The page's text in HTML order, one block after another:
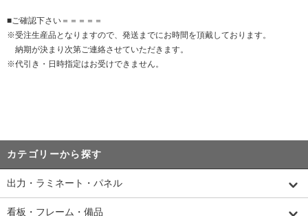
■ご確認下さい＝＝＝＝＝
※受注生産品となりますので、発送までにお時間を頂戴しております。
納期が決まり次第ご連絡させていただきます。
※代引き・日時指定はお受けできません。
カテゴリーから探す
出力・ラミネート・パネル
看板・フレーム・備品